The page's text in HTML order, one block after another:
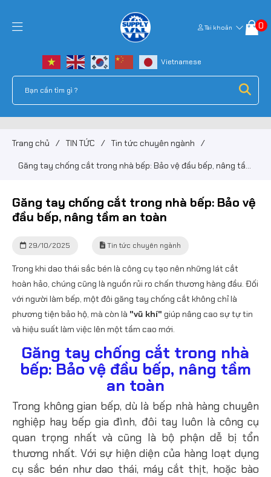
Tài khoản 0
Trang chủ / TIN TỨC / Tin tức chuyên ngành /
Găng tay chống cắt trong nhà bếp: Bảo vệ đầu bếp, nâng tầm
Găng tay chống cắt trong nhà bếp: Bảo vệ
đầu bếp, nâng tầm an toàn
29/10/2025 Tin tức chuyên ngành
Trong khi dao thái sắc bén là công cụ tạo nên những lát cắt
hoàn hảo, chúng cũng là nguồn rủi ro chấn thương hàng đầu. Đối
với người làm bếp, một đôi găng tay chống cắt không chỉ là
phương tiện bảo hộ, mà còn là "vũ khí" giúp nâng cao sự tự tin
và hiệu suất làm việc lên một tầm cao mới.
Găng tay chống cắt trong nhà
bếp: Bảo vệ đầu bếp, nâng tầm
an toàn
Trong không gian bếp, dù là bếp nhà hàng chuyên
nghiệp hay bếp gia đình, đôi tay luôn là công cụ
quan trọng nhất và cũng là bộ phận dễ bị tổn
thương nhất. Với sự hiện diện của hàng loạt dụng
cụ sắc bén như dao thái, máy cắt thịt, hoặc bào